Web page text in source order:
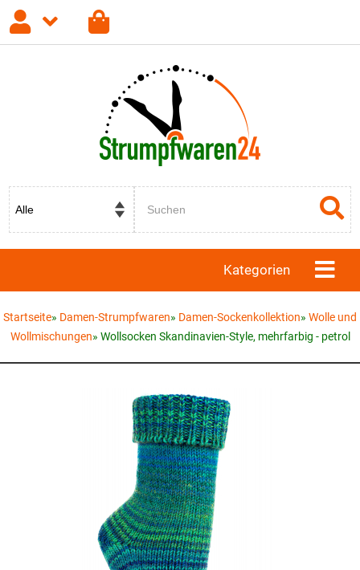
Registrieren Passwort vergessen?
Kategorien
Startseite» Damen-Strumpfwaren» Damen-Sockenkollektion» Wolle und
Wollmischungen» Wollsocken Skandinavien-Style, mehrfarbig - petrol